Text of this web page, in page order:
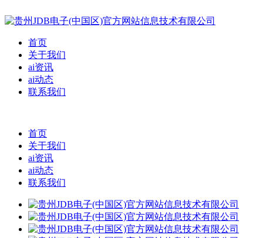
首页
关于我们
ai资讯
ai动态
联系我们
首页
关于我们
ai资讯
ai动态
联系我们